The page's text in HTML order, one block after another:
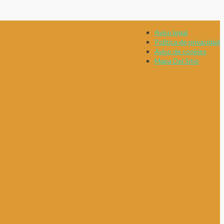
Aviso legal
Política de privacidad
Aviso de cookies
Mapa Del Sitio